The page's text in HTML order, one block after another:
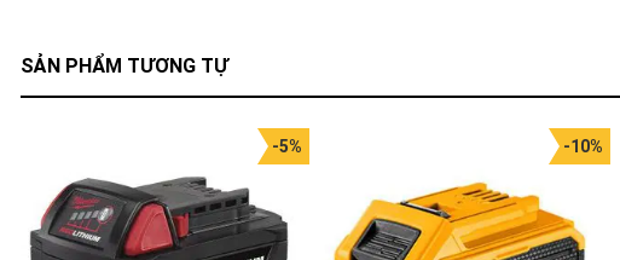
SẢN PHẨM TƯƠNG TỰ
-5% -10%